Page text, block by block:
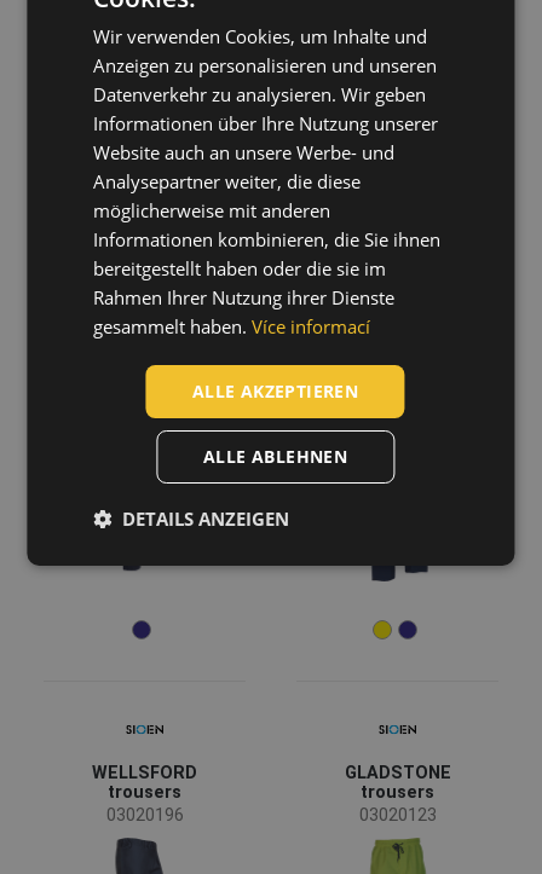
Baumwolle/Polyester
Modacryl/Baumwolle
03020095
WITHAM pants
TIELSON pants
WELLSFORD
trousers
03020196
GLADSTONE
trousers
03020123
CZECH
HUNGARIAN
SLOVAK
ROMANIAN
GERMAN
SPANISH
FRENCH
Wir verwenden Cookies, um Inhalte und
Anzeigen zu personalisieren und unseren
Datenverkehr zu analysieren. Wir geben
Informationen über Ihre Nutzung unserer
Website auch an unsere Werbe- und
Analysepartner weiter, die diese
möglicherweise mit anderen
Informationen kombinieren, die Sie ihnen
bereitgestellt haben oder die sie im
Rahmen Ihrer Nutzung ihrer Dienste
gesammelt haben. Více informací
ALLE AKZEPTIEREN
ALLE ABLEHNEN
DETAILS ANZEIGEN